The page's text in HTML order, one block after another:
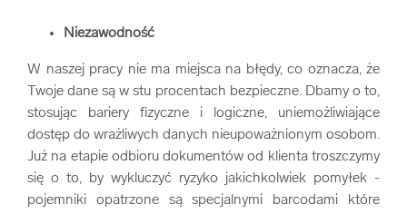
Niezawodność
W naszej pracy nie ma miejsca na błędy, co oznacza, że
Twoje dane są w stu procentach bezpieczne. Dbamy o to,
stosując bariery fizyczne i logiczne, uniemożliwiające
dostęp do wrażliwych danych nieupoważnionym osobom.
Już na etapie odbioru dokumentów od klienta troszczymy
się o to, by wykluczyć ryzyko jakichkolwiek pomyłek -
pojemniki opatrzone są specjalnymi barcodami które